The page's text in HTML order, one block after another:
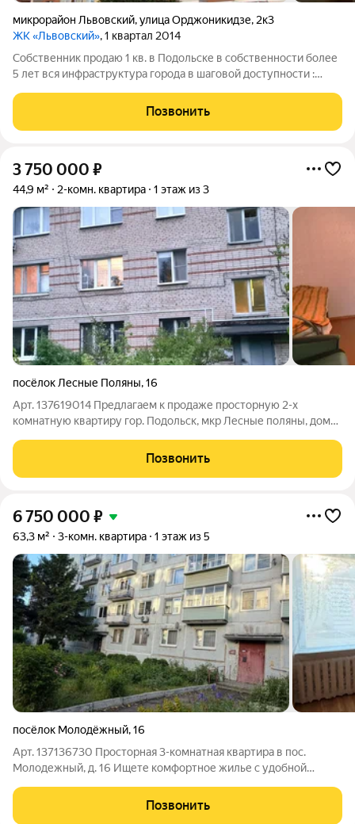
микрорайон Львовский,улица Орджоникидзе, 2к3
ЖК «Львовский», 1 квартал 2014
Собственник продаю 1 кв. в Подольске в собственности более
5 лет вся инфраструктура города в шаговой доступности :
и так далее, благоустроенная придомовая территория, соседи
тихие спокойные,
Позвонить
3 750 000 ₽
44,9 м² 2-комн. квартира 1 этаж из 3
посёлок Лесные Поляны,16
Арт. 137619014 Предлагаем к продаже просторную 2-х
комнатную квартиру гор. Подольск, мкр Лесные поляны, дом
высоком этаже. Общая площадь 45 кв.м, Большие, светлые,
изолированные комнаты, площадью
Позвонить
6 750 000 ₽
63,3 м² 3-комн. квартира 1 этаж из 5
посёлок Молодёжный,16
Арт. 137136730 Просторная 3-комнатная квартира в пос.
Молодежный, д. 16 Ищете комфортное жилье с удобной
Позвонить